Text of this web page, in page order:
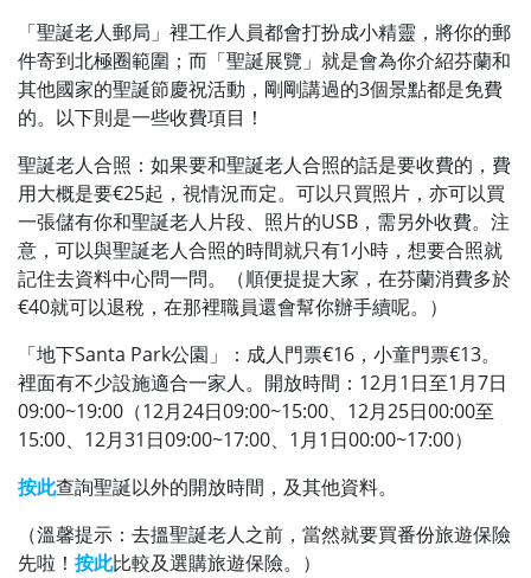
「聖誕老人郵局」裡工作人員都會打扮成小精靈，將你的郵
件寄到北極圈範圍；而「聖誕展覽」就是會為你介紹芬蘭和
其他國家的聖誕節慶祝活動，剛剛講過的3個景點都是免費
的。以下則是一些收費項目！
聖誕老人合照：如果要和聖誕老人合照的話是要收費的，費
用大概是要€25起，視情況而定。可以只買照片，亦可以買
一張儲有你和聖誕老人片段、照片的USB，需另外收費。 注
意，可以與聖誕老人合照的時間就只有1小時，想要合照就
記住去資料中心問一問。（順便提提大家，在芬蘭消費多於
€40就可以退稅，在那裡職員還會幫你辦手續呢。）
「地下Santa Park公園」：成人門票€16，小童門票€13。
裡面有不少設施適合一家人。 開放時間：12月1日至1月7日
09:00~19:00（12月24日09:00~15:00、 12月25日00:00至
15:00、 12月31日09:00~17:00、 1月1日00:00~17:00）
按此查詢聖誕以外的開放時間，及其他資料。
（溫馨提示：去搵聖誕老人之前，當然就要買番份旅遊保險
先啦！ 按此比較及選購旅遊保險。）